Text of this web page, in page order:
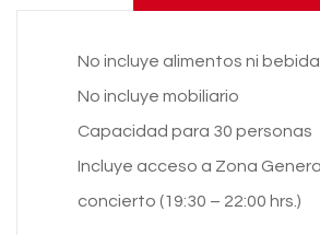
No incluye alimentos ni
No incluye mobiliario
Capacidad para 30 personas
Incluye acceso a Zona
concierto (19:30 – 22:00 hrs.)